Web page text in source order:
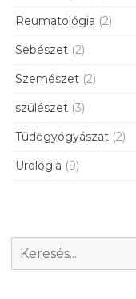
Reumatológia (2)
Sebészet (2)
Szemészet (2)
szülészet (3)
Tüdőgyógyászat (2)
Urológia (9)